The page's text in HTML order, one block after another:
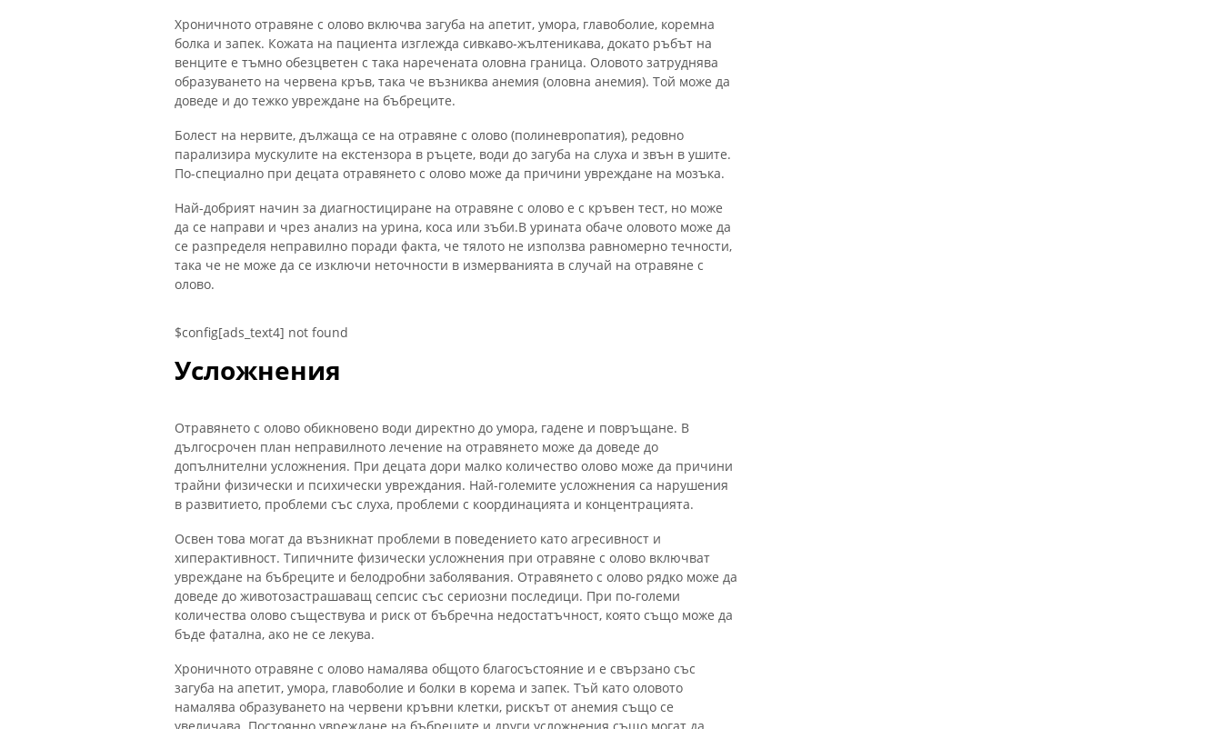
Хроничното отравяне с олово включва загуба на апетит, умора, главоболие, коремна
болка и запек. Кожата на пациента изглежда сивкаво-жълтеникава, докато ръбът на
венците е тъмно обезцветен с така наречената оловна граница. Оловото затруднява
образуването на червена кръв, така че възниква анемия (оловна анемия). Той може да
доведе и до тежко увреждане на бъбреците.
Болест на нервите, дължаща се на отравяне с олово (полиневропатия), редовно
парализира мускулите на екстензора в ръцете, води до загуба на слуха и звън в ушите.
По-специално при децата отравянето с олово може да причини увреждане на мозъка.
Най-добрият начин за диагностициране на отравяне с олово е с кръвен тест, но може
да се направи и чрез анализ на урина, коса или зъби.В урината обаче оловото може да
се разпределя неправилно поради факта, че тялото не използва равномерно течности,
така че не може да се изключи неточности в измерванията в случай на отравяне с
олово.
$config[ads_text4] not found
Усложнения
Отравянето с олово обикновено води директно до умора, гадене и повръщане. В
дългосрочен план неправилното лечение на отравянето може да доведе до
допълнителни усложнения. При децата дори малко количество олово може да причини
трайни физически и психически увреждания. Най-големите усложнения са нарушения
в развитието, проблеми със слуха, проблеми с координацията и концентрацията.
Освен това могат да възникнат проблеми в поведението като агресивност и
хиперактивност. Типичните физически усложнения при отравяне с олово включват
увреждане на бъбреците и белодробни заболявания. Отравянето с олово рядко може да
доведе до животозастрашаващ сепсис със сериозни последици. При по-големи
количества олово съществува и риск от бъбречна недостатъчност, която също може да
бъде фатална, ако не се лекува.
Хроничното отравяне с олово намалява общото благосъстояние и е свързано със
загуба на апетит, умора, главоболие и болки в корема и запек. Тъй като оловото
намалява образуването на червени кръвни клетки, рискът от анемия също се